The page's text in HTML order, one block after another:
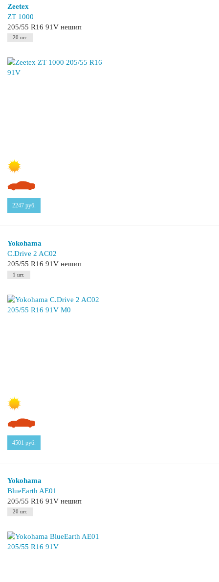
Zeetex
ZT 1000
205/55 R16 91V нешип
20 шт.
2247 руб.
Yokohama
C.Drive 2 AC02
205/55 R16 91V нешип
1 шт.
4501 руб.
Yokohama
BlueEarth AE01
205/55 R16 91V нешип
20 шт.